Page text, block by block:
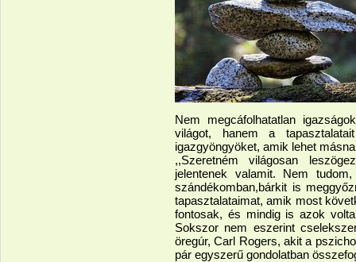
Nem megcáfolhatatlan
világot, hanem a
igazgyöngyöket, amik lehet
,,Szeretném világosan
jelentenek valamit. Nem
szándékomban,bárkit is
tapasztalataimat, amik most
fontosak, és mindig is azok
Sokszor nem eszerint
öregúr, Carl Rogers, akit a
pár egyszerű gondolatban